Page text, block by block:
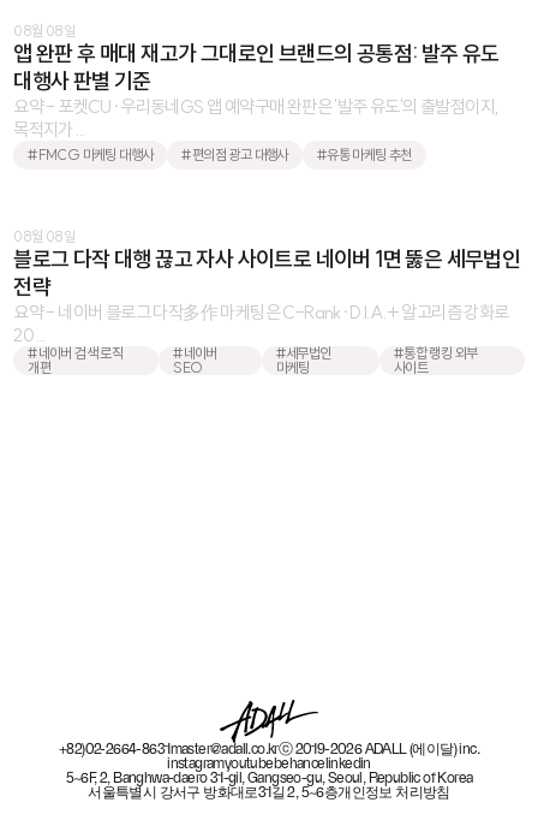
08월 08일
앱 완판 후 매대 재고가 그대로인 브랜드의 공통점: 발주 유도
대행사 판별 기준
요약 - 포켓CU·우리동네GS 앱 예약구매 완판은 '발주 유도'의 출발점이지,
목적지가 ...
#FMCG 마케팅 대행사 #편의점 광고 대행사 #유통 마케팅 추천
08월 08일
블로그 다작 대행 끊고 자사 사이트로 네이버 1면 뚫은 세무법인
전략
요약 - 네이버 블로그 다작多作 마케팅은 C-Rank·D.I.A.+ 알고리즘 강화로
20 ...
#네이버 검색 로직
개편
#네이버
SEO
#세무법인
마케팅
#통합 랭킹 외부
사이트
+82)02-2664-8631master@adall.co.krⓒ 2019-2026 ADALL (에이달) inc.
instagramyoutubebehancelinkedin
5~6F, 2, Banghwa-daero 31-gil, Gangseo-gu, Seoul, Republic of Korea
서울특별시 강서구 방화대로31길 2, 5~6층개인정보 처리방침